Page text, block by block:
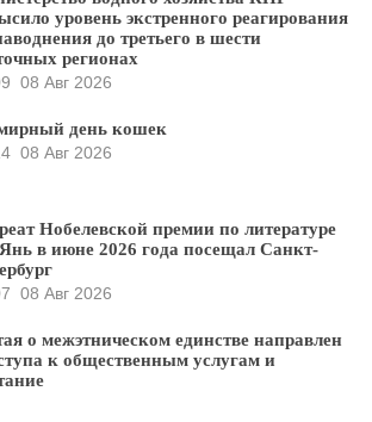
уровень экстренного реагирования
до третьего в шести
регионах
08 Авг 2026
день кошек
08 Авг 2026
Нобелевской премии по литературе
в июне 2026 года посещал Санкт-
08 Авг 2026
о межэтническом единстве направлен
к общественным услугам и